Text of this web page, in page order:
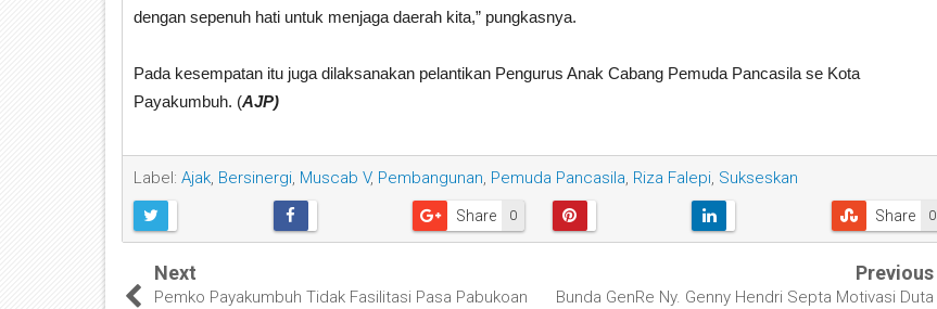
dengan sepenuh hati untuk menjaga daerah kita,” pungkasnya.
Pada kesempatan itu juga dilaksanakan pelantikan Pengurus Anak Cabang Pemuda Pancasila se Kota
Payakumbuh. (AJP)
Label: Ajak, Bersinergi, Muscab V, Pembangunan, Pemuda Pancasila, Riza Falepi, Sukseskan
0
Share 0
Share
Next
Pemko Payakumbuh Tidak Fasilitasi Pasa Pabukoan
Previous
Bunda GenRe Ny. Genny Hendri Septa Motivasi Duta